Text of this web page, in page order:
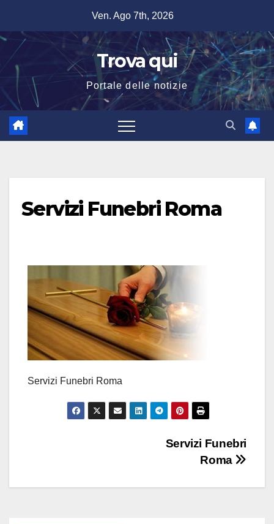
contenuto
Ven. Ago 7th, 2026
Trova qui
Portale delle notizie
Servizi Funebri Roma
Servizi Funebri Roma
Servizi Funebri
Roma